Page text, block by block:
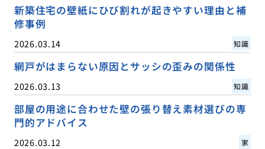
新築住宅の壁紙にひび割れが起きやすい理由と補
修事例
2026.03.14 知識
網戸がはまらない原因とサッシの歪みの関係性
2026.03.13 知識
部屋の用途に合わせた壁の張り替え素材選びの専
門的アドバイス
2026.03.12 家